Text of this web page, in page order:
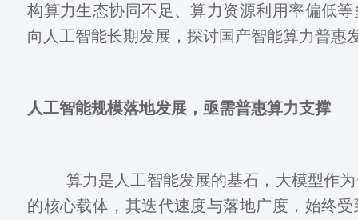
构算力生态协同不足、算力资源利用率偏低
向人工智能长期发展，探讨国产智能算力普惠
人工智能规模落地发展，亟需普惠算力支撑
算力是人工智能发展的基石，大模型作为
的核心载体，其迭代速度与落地广度，始终